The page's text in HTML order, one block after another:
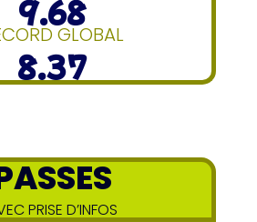
9.68
GLOBAL
8.37
PRISE D’INFOS